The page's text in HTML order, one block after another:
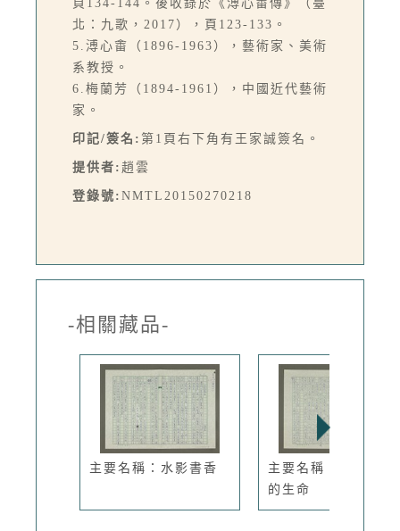
頁134-144。後收錄於《溥心畬傳》（臺
北：九歌，2017），頁123-133。
5.溥心畬（1896-1963），藝術家、美術
系教授。
6.梅蘭芳（1894-1961），中國近代藝術
家。
印記/簽名: 第1頁右下角有王家誠簽名。
提供者: 趙雲
登錄號: NMTL20150270218
-相關藏品-
主要名稱：水影書香
主要名稱：囚在石中
的生命